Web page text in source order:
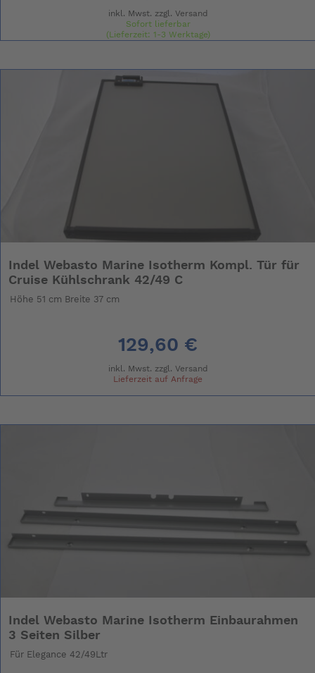
inkl. Mwst. zzgl. Versand
Sofort lieferbar
(Lieferzeit: 1-3 Werktage)
Indel Webasto Marine Isotherm Kompl. Tür für
Cruise Kühlschrank 42/49 C
Höhe 51 cm Breite 37 cm
129,60 €
inkl. Mwst. zzgl. Versand
Lieferzeit auf Anfrage
Indel Webasto Marine Isotherm Einbaurahmen
3 Seiten Silber
Für Elegance 42/49Ltr